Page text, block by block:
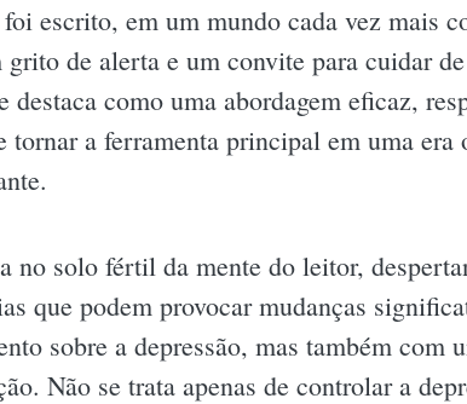
escrito, em um mundo cada vez mais
de alerta e um convite para cuidar
como uma abordagem eficaz,
a ferramenta principal em uma era
no solo fértil da mente do leitor,
que podem provocar mudanças
sobre a depressão, mas também com
Não se trata apenas de controlar a